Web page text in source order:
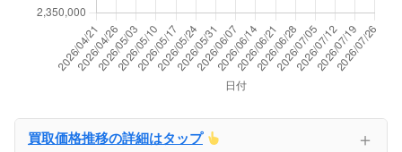
買取価格推移の詳細はタップ ＋